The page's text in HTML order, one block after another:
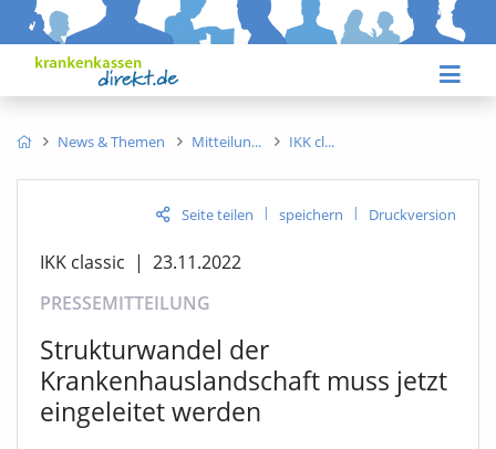
News & Themen Mitteilun IKK cl
Seite teilen | speichern | Druckversion
IKK classic | 23.11.2022
PRESSEMITTEILUNG
Strukturwandel der
Krankenhauslandschaft muss jetzt
eingeleitet werden